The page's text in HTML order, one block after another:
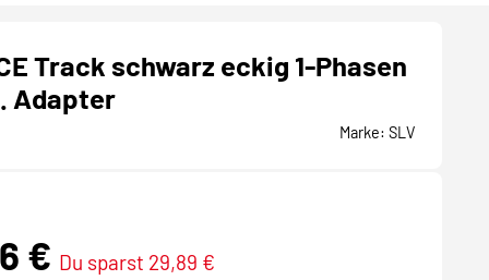
Track schwarz eckig 1-Phasen
Adapter
Marke: SLV
€ Du sparst 29,89 €